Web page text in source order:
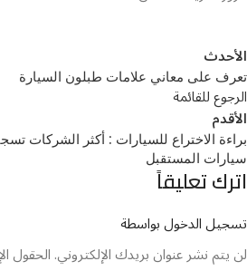
الأحدث
تعرف على معاني علامات طبلون السيارة
الرجوع للقائمة
الأقدم
براءة الاختراع للسيارات : أكثر الشركات
سيارات المستقبل
اترك تعليقاً
تسجيل الدخول بواسطة
لن يتم نشر عنوان بريدك الإلكتروني.الحقول